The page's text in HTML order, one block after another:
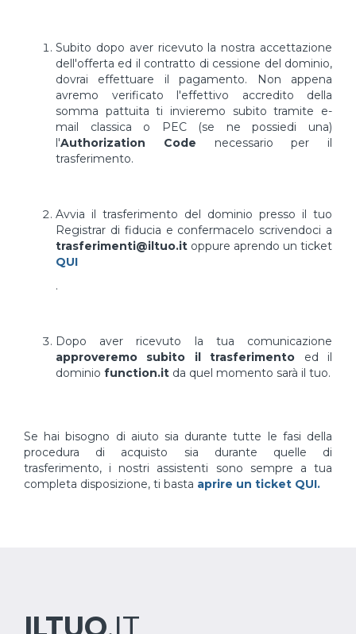
Subito dopo aver ricevuto la nostra accettazione
dell'offerta ed il contratto di cessione del dominio,
dovrai effettuare il pagamento. Non appena
avremo verificato l'effettivo accredito della
somma pattuita ti invieremo subito tramite e-
mail classica o PEC (se ne possiedi una)
l'Authorization Code necessario per il
trasferimento.
Avvia il trasferimento del dominio presso il tuo
Registrar di fiducia e confermacelo scrivendoci a
trasferimenti@iltuo.it oppure aprendo un ticket
QUI
.
Dopo aver ricevuto la tua comunicazione
approveremo subito il trasferimento ed il
dominio function.it da quel momento sarà il tuo.
Se hai bisogno di aiuto sia durante tutte le fasi della
procedura di acquisto sia durante quelle di
trasferimento, i nostri assistenti sono sempre a tua
completa disposizione, ti basta aprire un ticket QUI.
ILTUO.IT